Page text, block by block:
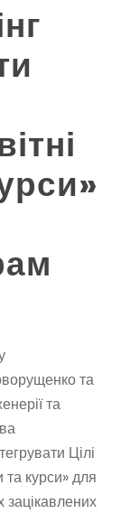
та
та
Цілі
та курси» для
зацікавлених